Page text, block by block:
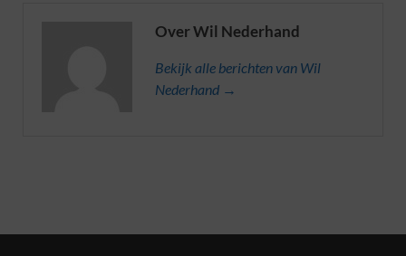
Over Wil Nederhand
Bekijk alle berichten van Wil
Nederhand →